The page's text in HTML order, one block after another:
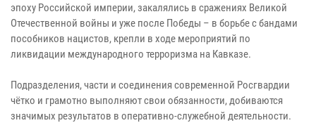
эпоху Российской империи, закалялись в сражениях Великой
Отечественной войны и уже после Победы – в борьбе с бандами
пособников нацистов, крепли в ходе мероприятий по
ликвидации международного терроризма на Кавказе.
Подразделения, части и соединения современной Росгвардии
чётко и грамотно выполняют свои обязанности, добиваются
значимых результатов в оперативно-служебной деятельности.